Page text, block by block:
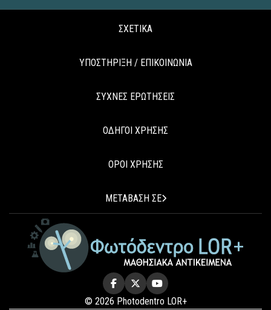
ΣΧΕΤΙΚΑ
ΥΠΟΣΤΗΡΙΞΗ / ΕΠΙΚΟΙΝΩΝΙΑ
ΣΥΧΝΕΣ ΕΡΩΤΗΣΕΙΣ
ΟΔΗΓΟΙ ΧΡΗΣΗΣ
ΟΡΟΙ ΧΡΗΣΗΣ
ΜΕΤΑΒΑΣΗ ΣΕ
© 2026 Photodentro LOR+